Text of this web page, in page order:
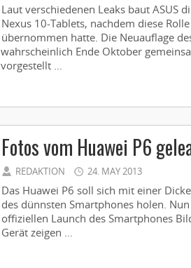
Laut verschiedenen Leaks baut ASUS
Nexus 10-Tablets, nachdem diese
übernommen hatte. Die Neuauflage
wahrscheinlich Ende Oktober
vorgestellt ...
Fotos vom Huawei P6
REDAKTION 24. MAY 2013
Das Huawei P6 soll sich mit einer
des dünnsten Smartphones holen.
offiziellen Launch des Smartphones
Gerät zeigen ...